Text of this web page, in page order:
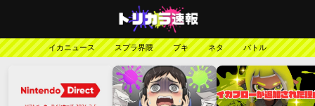
イカニュース スプラ界隈 ブキ ネタ バトル